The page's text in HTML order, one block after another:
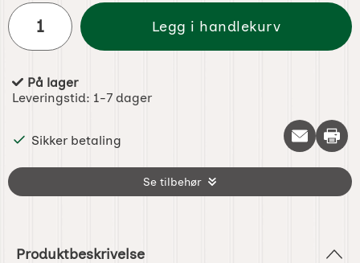
antall
Legg i handlekurv
Produkttilgjengelighet:
På lager
Leveringstid: 1-7 dager
Sikker betaling Skriv
Se tilbehør
Produktbeskrivelse